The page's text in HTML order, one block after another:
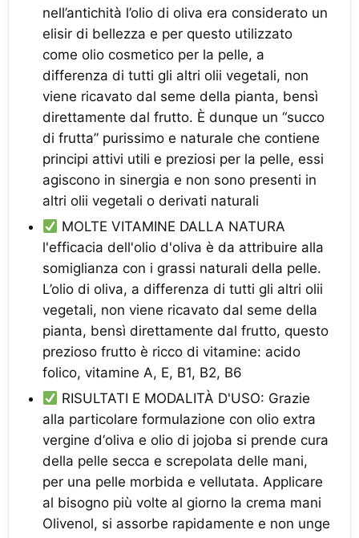
nell’antichità l’olio di oliva era considerato un
elisir di bellezza e per questo utilizzato
come olio cosmetico per la pelle, a
differenza di tutti gli altri olii vegetali, non
viene ricavato dal seme della pianta, bensì
direttamente dal frutto. È dunque un “succo
di frutta” purissimo e naturale che contiene
principi attivi utili e preziosi per la pelle, essi
agiscono in sinergia e non sono presenti in
altri olii vegetali o derivati naturali
MOLTE VITAMINE DALLA NATURA
l'efficacia dell'olio d'oliva è da attribuire alla
somiglianza con i grassi naturali della pelle.
L’olio di oliva, a differenza di tutti gli altri olii
vegetali, non viene ricavato dal seme della
pianta, bensì direttamente dal frutto, questo
prezioso frutto è ricco di vitamine: acido
folico, vitamine A, E, B1, B2, B6
RISULTATI E MODALITÀ D'USO: Grazie
alla particolare formulazione con olio extra
vergine d‘oliva e olio di jojoba si prende cura
della pelle secca e screpolata delle mani,
per una pelle morbida e vellutata. Applicare
al bisogno più volte al giorno la crema mani
Olivenol, si assorbe rapidamente e non unge